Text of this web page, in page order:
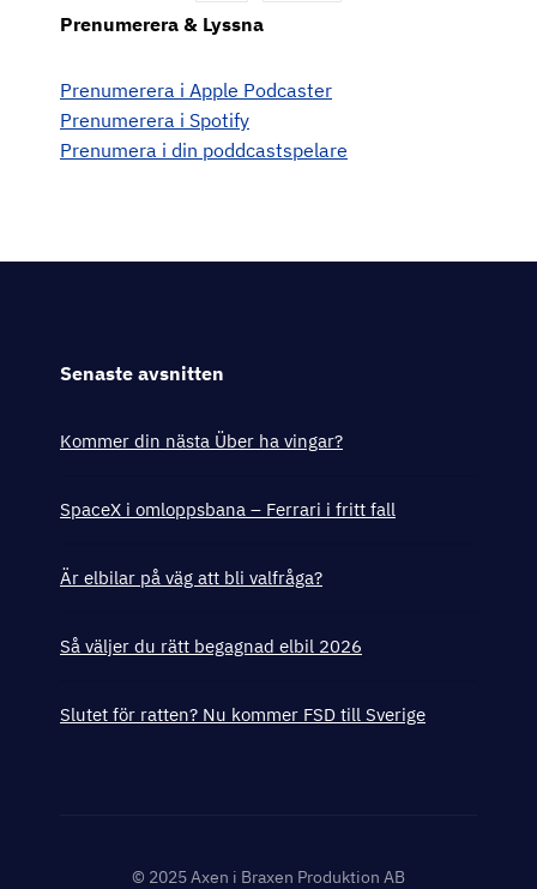
Prenumerera & Lyssna
Prenumerera i Apple Podcaster
Prenumerera i Spotify
Prenumera i din poddcastspelare
Senaste avsnitten
Kommer din nästa Über ha vingar?
SpaceX i omloppsbana – Ferrari i fritt fall
Är elbilar på väg att bli valfråga?
Så väljer du rätt begagnad elbil 2026
Slutet för ratten? Nu kommer FSD till Sverige
© 2025 Axen i Braxen Produktion AB